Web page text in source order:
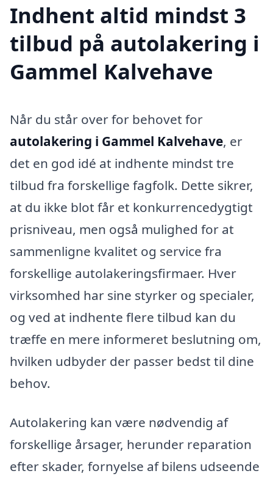
Indhent altid mindst 3
tilbud på autolakering i
Gammel Kalvehave
Når du står over for behovet for
autolakering i Gammel Kalvehave, er
det en god idé at indhente mindst tre
tilbud fra forskellige fagfolk. Dette sikrer,
at du ikke blot får et konkurrencedygtigt
prisniveau, men også mulighed for at
sammenligne kvalitet og service fra
forskellige autolakeringsfirmaer. Hver
virksomhed har sine styrker og specialer,
og ved at indhente flere tilbud kan du
træffe en mere informeret beslutning om,
hvilken udbyder der passer bedst til dine
behov.
Autolakering kan være nødvendig af
forskellige årsager, herunder reparation
efter skader, fornyelse af bilens udseende